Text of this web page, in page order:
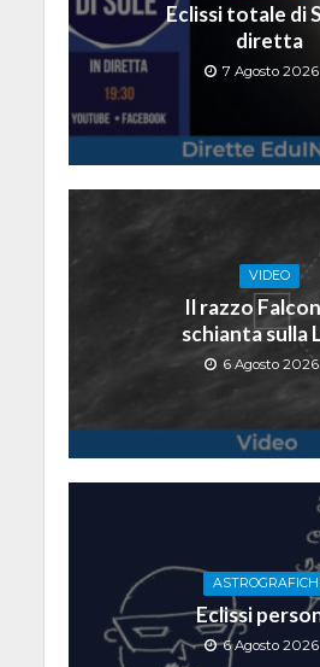
Eclissi totale di
diretta
7 Agosto 2026
VIDEO
Il razzo
schianta sulla
6 Agosto 2026
Eclissi
6 Agosto 2026